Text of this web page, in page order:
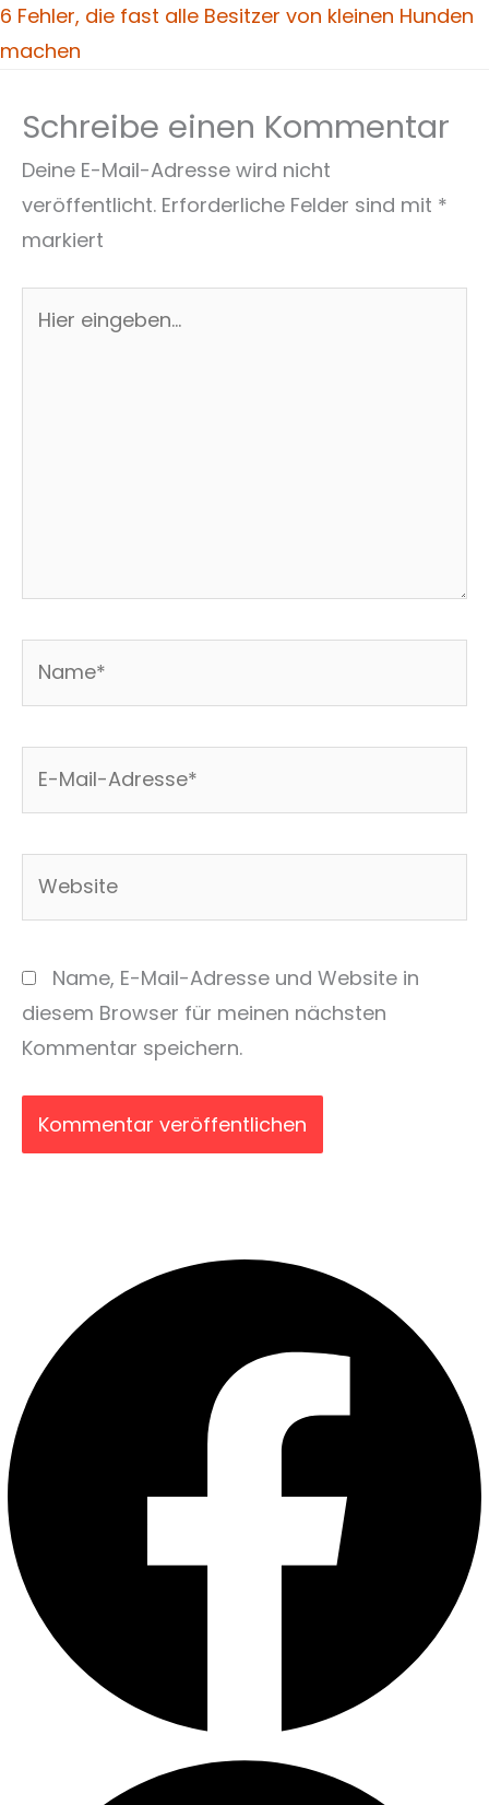
6 Fehler, die fast alle Besitzer von kleinen Hunden
machen
Schreibe einen Kommentar
Deine E-Mail-Adresse wird nicht
veröffentlicht. Erforderliche Felder sind mit *
markiert
eingeben…
Name, E-Mail-Adresse und Website in
diesem Browser für meinen nächsten
Kommentar speichern.